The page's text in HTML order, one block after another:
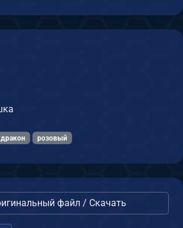
дракон розовый
файл / Скачать